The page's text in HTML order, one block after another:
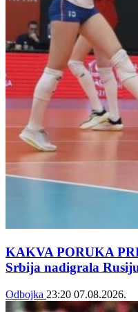
KAKVA PORUKA
Srbija nadigrala
Odbojka 23:20 07.08.2026.